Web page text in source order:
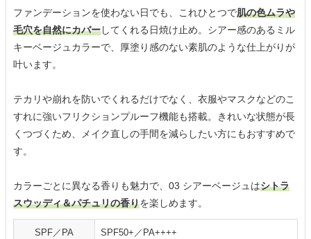
ファンデーションを使わない日でも、これひとつで肌の色ムラや
毛穴を自然にカバーしてくれる日焼け止め。シアー感のあるミル
キーベージュカラーで、厚塗り感のない素肌のような仕上がりが
叶います。
テカリや崩れを防いでくれるだけでなく、衣服やマスクなどのこ
すれに強いフリクションプルーフ機能も搭載。きれいな状態が長
くつづくため、メイク直しの手間を減らしたい方にもおすすめで
す。
カラーごとに異なる香りも魅力で、03 シアーベージュはシトラ
スウッディ＆パチュリの香りを楽しめます。
SPF／PA SPF50+／PA++++